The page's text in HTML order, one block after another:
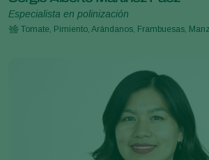
Especialista en polinización
Tomate, Pimiento, Arándanos, Frambuesas,